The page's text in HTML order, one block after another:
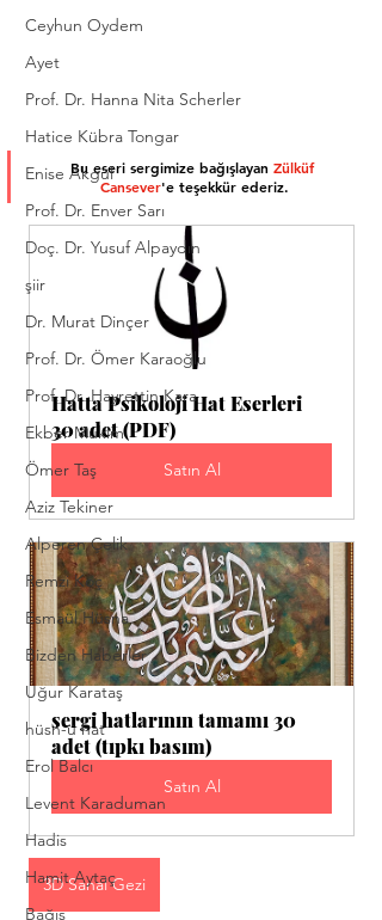
Ceyhun Oydem
Ayet
​Prof. Dr. Hanna Nita Scherler
Hatice Kübra Tongar
Enise Akgül
Prof. Dr. Enver Sarı
Doç. Dr. Yusuf Alpaydın
şiir
Dr. Murat Dinçer
Prof. Dr. Ömer Karaoğlu
Prof. Dr. Hayrettin Kara
Ekber Mukim
Ömer Taş
Aziz Tekiner
Alperen Çelik
Remzi Koç
Esmaül Hüsna
Bizden Haberler
Uğur Karataş
hüsn-ü hat
Erol Balcı
Levent Karaduman
Hadis
Hamit Aytaç
Bağış
Bu eseri sergimize bağışlayan Zülküf
Cansever'e teşekkür ederiz.
Hatta Psikoloji Hat Eserleri
30 adet (PDF)
Satın Al
sergi hatlarının tamamı 30
adet (tıpkı basım)
Satın Al
3D Sanal Gezi